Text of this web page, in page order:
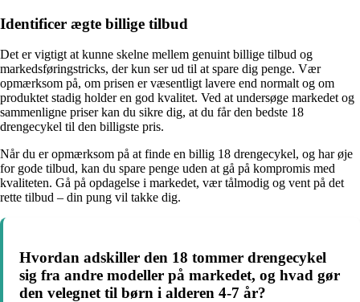
Identificer ægte billige tilbud
Det er vigtigt at kunne skelne mellem genuint billige tilbud og
markedsføringstricks, der kun ser ud til at spare dig penge. Vær
opmærksom på, om prisen er væsentligt lavere end normalt og om
produktet stadig holder en god kvalitet. Ved at undersøge markedet og
sammenligne priser kan du sikre dig, at du får den bedste 18
drengecykel til den billigste pris.
Når du er opmærksom på at finde en billig 18 drengecykel, og har øje
for gode tilbud, kan du spare penge uden at gå på kompromis med
kvaliteten. Gå på opdagelse i markedet, vær tålmodig og vent på det
rette tilbud – din pung vil takke dig.
Hvordan adskiller den 18 tommer drengecykel
sig fra andre modeller på markedet, og hvad gør
den velegnet til børn i alderen 4-7 år?